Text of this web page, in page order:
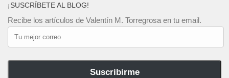
¡SUSCRÍBETE AL BLOG!
Recibe los artículos de Valentín M. Torregrosa en tu email.
mejor
Suscribirme